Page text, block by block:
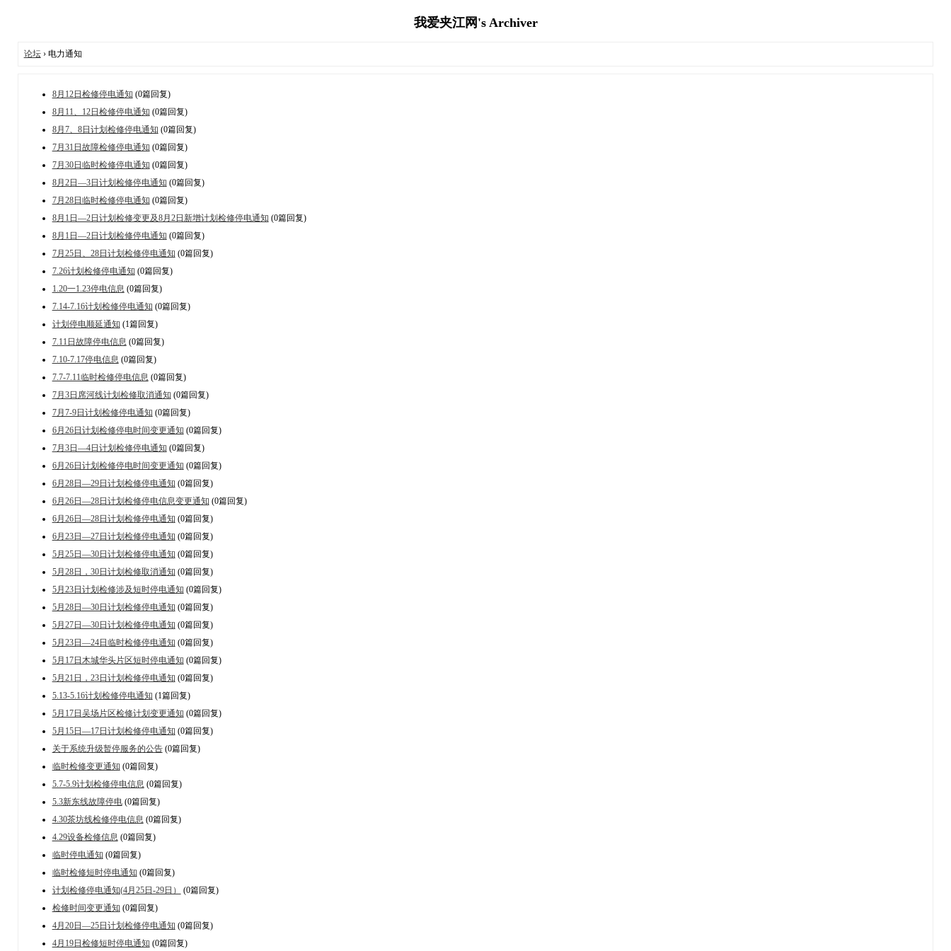
我爱夹江网's Archiver
论坛› 电力通知
8月12日检修停电通知 (0篇回复)
8月11、12日检修停电通知 (0篇回复)
8月7、8日计划检修停电通知 (0篇回复)
7月31日故障检修停电通知 (0篇回复)
7月30日临时检修停电通知 (0篇回复)
8月2日—3日计划检修停电通知 (0篇回复)
7月28日临时检修停电通知 (0篇回复)
8月1日—2日计划检修变更及8月2日新增计划检修停电通知 (0篇回复)
8月1日—2日计划检修停电通知 (0篇回复)
7月25日、28日计划检修停电通知 (0篇回复)
7.26计划检修停电通知 (0篇回复)
1.20一1.23停电信息 (0篇回复)
7.14-7.16计划检修停电通知 (0篇回复)
计划停电顺延通知 (1篇回复)
7.11日故障停电信息 (0篇回复)
7.10-7.17停电信息 (0篇回复)
7.7-7.11临时检修停电信息 (0篇回复)
7月3日席河线计划检修取消通知 (0篇回复)
7月7-9日计划检修停电通知 (0篇回复)
6月26日计划检修停电时间变更通知 (0篇回复)
7月3日—4日计划检修停电通知 (0篇回复)
6月26日计划检修停电时间变更通知 (0篇回复)
6月28日—29日计划检修停电通知 (0篇回复)
6月26日—28日计划检修停电信息变更通知 (0篇回复)
6月26日—28日计划检修停电通知 (0篇回复)
6月23日—27日计划检修停电通知 (0篇回复)
5月25日—30日计划检修停电通知 (0篇回复)
5月28日，30日计划检修取消通知 (0篇回复)
5月23日计划检修涉及短时停电通知 (0篇回复)
5月28日—30日计划检修停电通知 (0篇回复)
5月27日—30日计划检修停电通知 (0篇回复)
5月23日—24日临时检修停电通知 (0篇回复)
5月17日木城华头片区短时停电通知 (0篇回复)
5月21日，23日计划检修停电通知 (0篇回复)
5.13-5.16计划检修停电通知 (1篇回复)
5月17日吴场片区检修计划变更通知 (0篇回复)
5月15日—17日计划检修停电通知 (0篇回复)
关于系统升级暂停服务的公告(0篇回复)
临时检修变更通知 (0篇回复)
5.7-5.9计划检修停电信息 (0篇回复)
5.3新东线故障停电(0篇回复)
4.30茶坊线检修停电信息 (0篇回复)
4.29设备检修信息 (0篇回复)
临时停电通知 (0篇回复)
临时检修短时停电通知 (0篇回复)
计划检修停电通知(4月25日-29日）
(0篇回复)
检修时间变更通知 (0篇回复)
4月20日—25日计划检修停电通知 (0篇回复)
4月19日检修短时停电通知 (0篇回复)